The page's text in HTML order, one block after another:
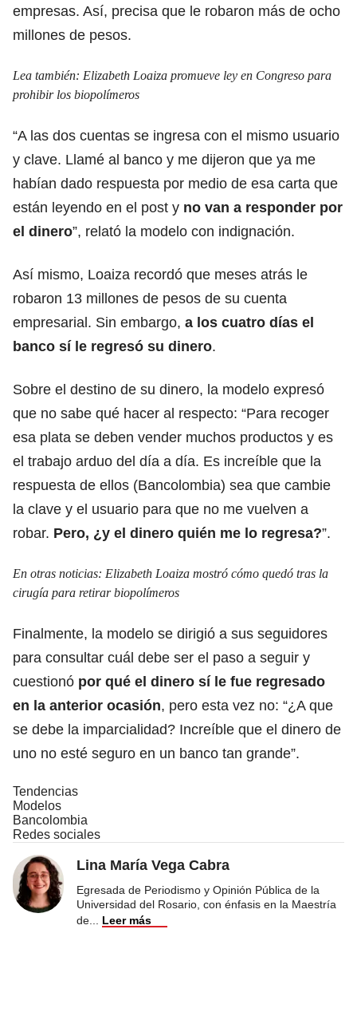
empresas. Así, precisa que le robaron más de ocho
millones de pesos.
Lea también: Elizabeth Loaiza promueve ley en Congreso para
prohibir los biopolímeros
“A las dos cuentas se ingresa con el mismo usuario
y clave. Llamé al banco y me dijeron que ya me
habían dado respuesta por medio de esa carta que
están leyendo en el post y no van a responder por
el dinero”, relató la modelo con indignación.
Así mismo, Loaiza recordó que meses atrás le
robaron 13 millones de pesos de su cuenta
empresarial. Sin embargo, a los cuatro días el
banco sí le regresó su dinero.
Sobre el destino de su dinero, la modelo expresó
que no sabe qué hacer al respecto: “Para recoger
esa plata se deben vender muchos productos y es
el trabajo arduo del día a día. Es increíble que la
respuesta de ellos (Bancolombia) sea que cambie
la clave y el usuario para que no me vuelven a
robar. Pero, ¿y el dinero quién me lo regresa?”.
En otras noticias: Elizabeth Loaiza mostró cómo quedó tras la
cirugía para retirar biopolímeros
Finalmente, la modelo se dirigió a sus seguidores
para consultar cuál debe ser el paso a seguir y
cuestionó por qué el dinero sí le fue regresado
en la anterior ocasión, pero esta vez no: “¿A que
se debe la imparcialidad? Increíble que el dinero de
uno no esté seguro en un banco tan grande”.
Tendencias
Modelos
Bancolombia
Redes sociales
Lina María Vega Cabra
Egresada de Periodismo y Opinión Pública de la
Universidad del Rosario, con énfasis en la Maestría
de
Leer más